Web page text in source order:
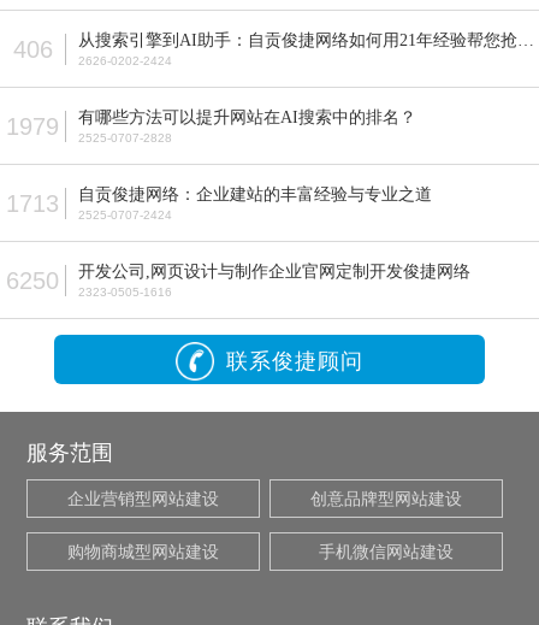
406 2626-0202-2424
1979 有哪些方法可以提升网站在AI搜索中的排名？
2525-0707-2828
1713 自贡俊捷网络：企业建站的丰富经验与专业之道
2525-0707-2424
6250 开发公司,网页设计与制作企业官网定制开发俊捷网络
2323-0505-1616
联系俊捷顾问
服务范围
企业营销型网站建设 创意品牌型网站建设
购物商城型网站建设 手机微信网站建设